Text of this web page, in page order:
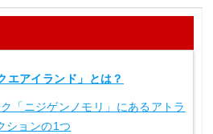
エアイランド」とは？
「ニジゲンノモリ」にあるアトラ
ションの1つ